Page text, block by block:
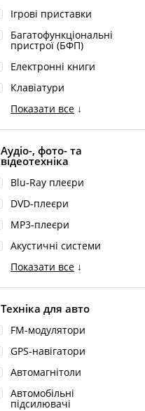
Ігрові приставки
Багатофункціональні
пристрої (БФП)
Електронні книги
Клавіатури
Показати все ↓
Аудіо-, фото- та
відеотехніка
Blu‑Ray плеєри
DVD‑плеєри
MP3‑плеєри
Акустичні системи
Показати все ↓
Техніка для авто
FM‑модулятори
GPS‑навігатори
Автомагнітоли
Автомобільні
підсилювачі